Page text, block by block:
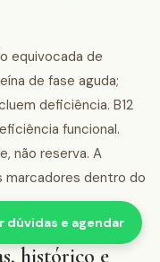
equivocada de
de fase aguda;
deficiência. B12
funcional.
não reserva. A
dentro do
histórico e
dúvidas e agendar